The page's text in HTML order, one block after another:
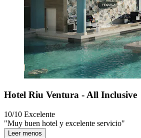
Hotel Riu Ventura - All Inclusive
10/10 Excelente
"Muy buen hotel y excelente servicio"
Leer menos